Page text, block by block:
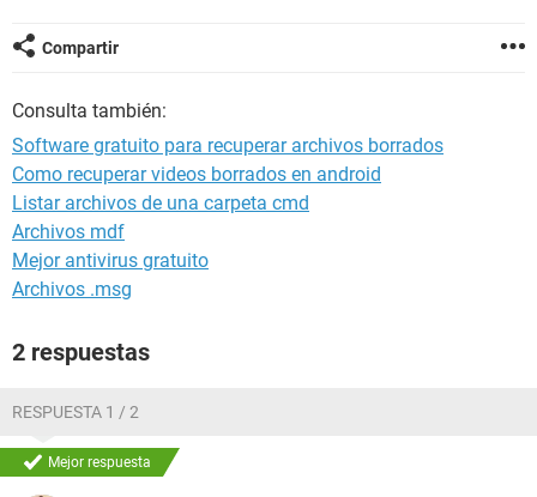
Compartir
Consulta también:
Software gratuito para recuperar archivos borrados
Como recuperar videos borrados en android
Listar archivos de una carpeta cmd
Archivos mdf
Mejor antivirus gratuito
Archivos .msg
2 respuestas
RESPUESTA 1 / 2
Mejor respuesta